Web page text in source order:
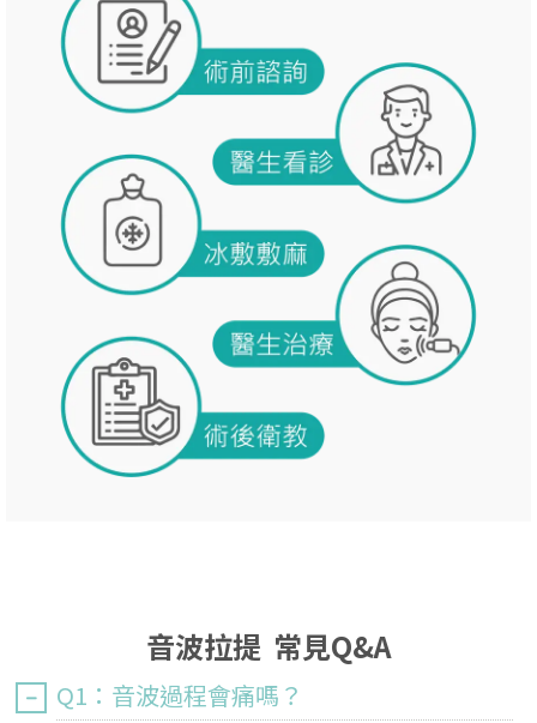
音波拉提 常見Q&A
Q1：音波過程會痛嗎？